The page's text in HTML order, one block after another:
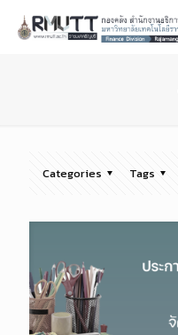
Categories Tags